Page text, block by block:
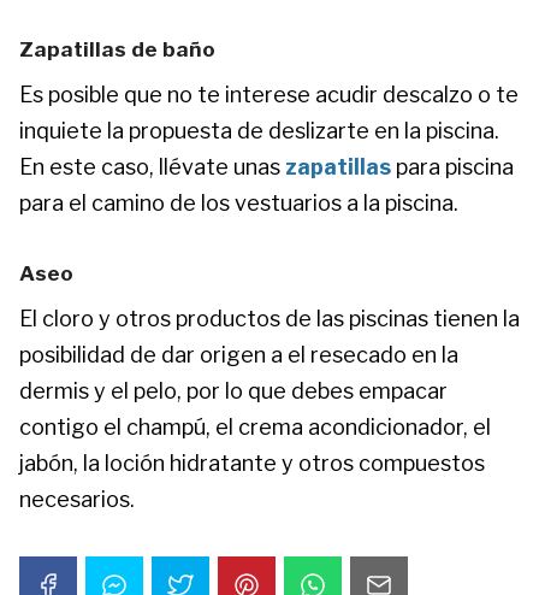
Zapatillas de baño
Es posible que no te interese acudir descalzo o te
inquiete la propuesta de deslizarte en la piscina.
En este caso, llévate unas zapatillas para piscina
para el camino de los vestuarios a la piscina.
Aseo
El cloro y otros productos de las piscinas tienen la
posibilidad de dar origen a el resecado en la
dermis y el pelo, por lo que debes empacar
contigo el champú, el crema acondicionador, el
jabón, la loción hidratante y otros compuestos
necesarios.